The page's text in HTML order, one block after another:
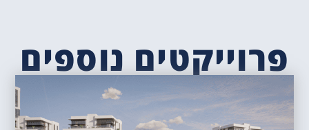
פרוייקטים נוספים